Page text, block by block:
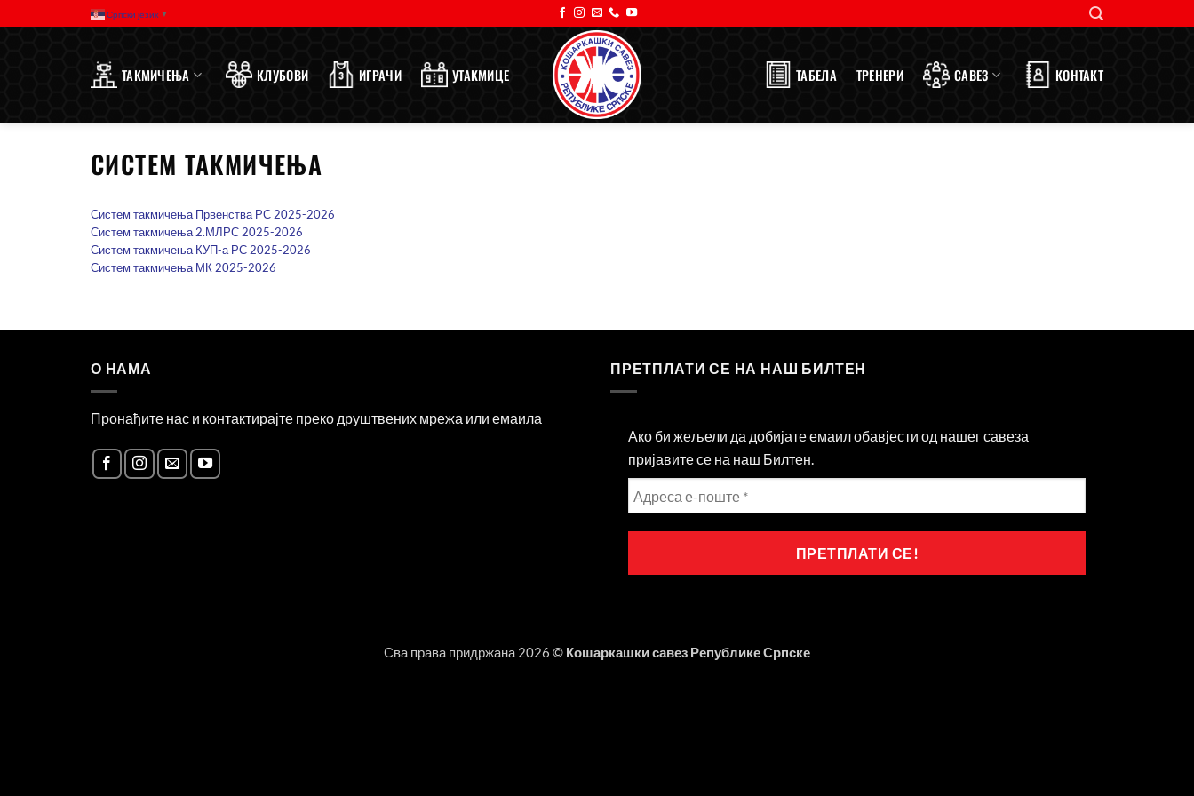
Српски језик ▼
ТАКМИЧЕЊА КЛУБОВИ ИГРАЧИ УТАКМИЦЕ ТАБЕЛА ТРЕНЕРИ САВЕЗ КОНТАКТ
СИСТЕМ ТАКМИЧЕЊА
Систем такмичења Првенства РС 2025-2026
Систем такмичења 2.МЛРС 2025-2026
Систем такмичења КУП-а РС 2025-2026
Систем такмичења МК 2025-2026
О НАМА
Пронађите нас и контактирајте преко друштвених мрежа или емаила
ПРЕТПЛАТИ СЕ НА НАШ БИЛТЕН
Ако би жељели да добијате емаил обавјести од нашег савеза
пријавите се на наш Билтен.
Сва права придржана 2026 © Кошаркашки савез Републике Српске